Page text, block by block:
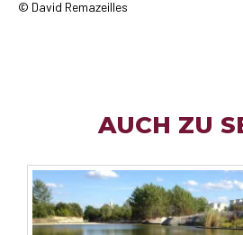
© David Remazeilles
AUCH ZU